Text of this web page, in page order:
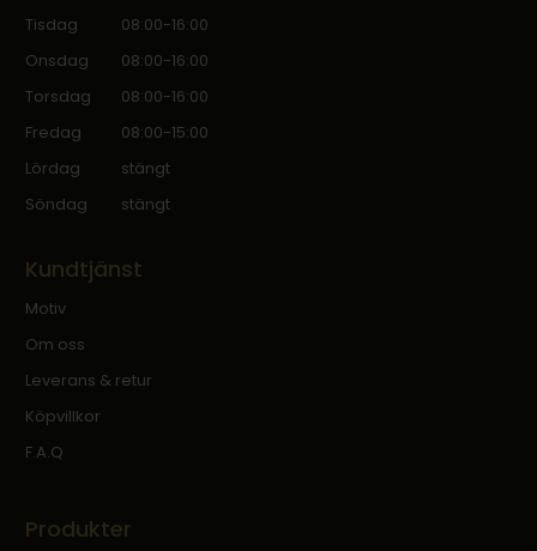
Tisdag
08:00-16:00
Onsdag
08:00-16:00
Torsdag
08:00-16:00
Fredag
08:00-15:00
Lördag
stängt
Söndag
stängt
Kundtjänst
Motiv
Om oss
Leverans & retur
Köpvillkor
F.A.Q
Produkter